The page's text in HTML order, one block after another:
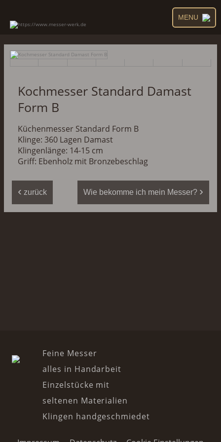
MENU
Kochmesser Standard Damast
Form B
Küchenmesser Standard Form B
Klinge: 360 Lagen Damast
Klingenlänge: 14-15 cm
Griff: Ebenholz mit Bronzebeschlag
‹ zurück Wie bekomme ich mein Messer? ›
Feine Messer
alles in Handarbeit
Einzelstücke mit
seltenen Materialien
Klingen handgeschmiedet